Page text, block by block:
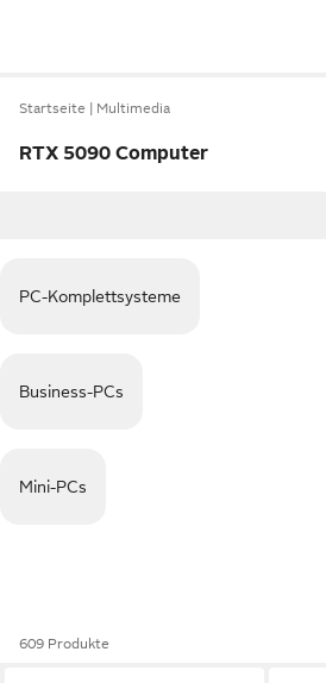
Startseite Multimedia
RTX 5090 Computer
PC-Komplettsysteme
Business-PCs
Mini-PCs
609 Produkte